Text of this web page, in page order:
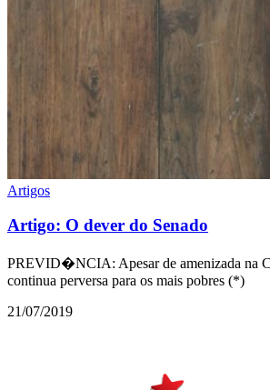
Artigos
Artigo: O dever do Senado
PREVID�NCIA: Apesar de amenizada na
continua perversa para os mais pobres (*)
21/07/2019